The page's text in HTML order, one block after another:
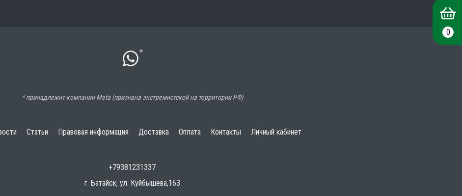
*
* принадлежит компании Meta (признана экстремистской на территории РФ)
Статьи Правовая информация Доставка Оплата Контакты Личный кабинет
+79381231337
г. Батайск, ул. Куйбышева,163
0